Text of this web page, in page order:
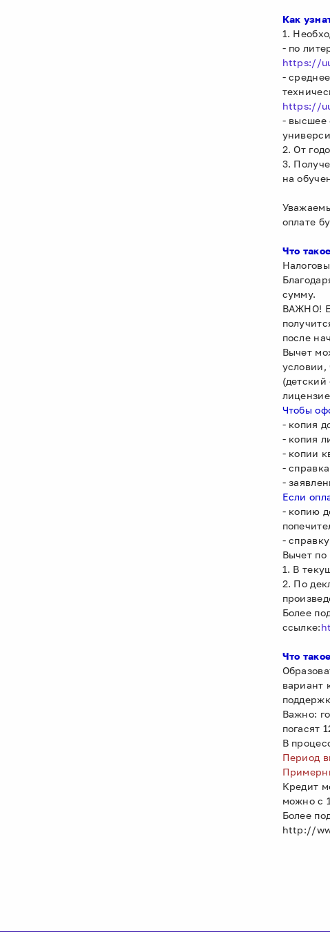
Как
1.
- по
https://
-
https://
- высшее
2. От
3.
на
оплате
Что
сумму.
ВАЖНО!
после
Вычет
условии,
Чтобы
- копия
- копия
- копии
-
-
Если
- копию
-
Вычет
1. В
2. По
Более
ссылке:
Что
вариант
Важно:
погасят
В
Период
Кредит
можно с
Более
http://